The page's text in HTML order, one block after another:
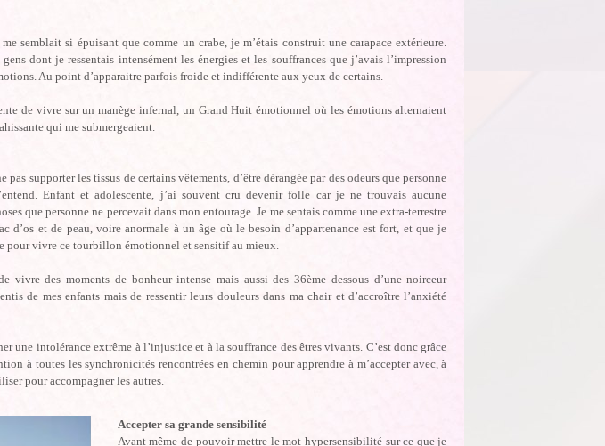
semblait si épuisant que comme un crabe, je m’étais construit une carapace extérieure.
dont je ressentais intensément les énergies et les souffrances que j’avais l’impression
Au point d’apparaitre parfois froide et indifférente aux yeux de certains.
de vivre sur un manège infernal, un Grand Huit émotionnel où les émotions alternaient
qui me submergeaient.
pas supporter les tissus de certains vêtements, d’être dérangée par des odeurs que personne
Enfant et adolescente, j’ai souvent cru devenir folle car je ne trouvais aucune
que personne ne percevait dans mon entourage. Je me sentais comme une extra-terrestre
d’os et de peau, voire anormale à un âge où le besoin d’appartenance est fort, et que je
pour vivre ce tourbillon émotionnel et sensitif au mieux.
vivre des moments de bonheur intense mais aussi des 36ème dessous d’une noirceur
de mes enfants mais de ressentir leurs douleurs dans ma chair et d’accroître l’anxiété
une intolérance extrême à l’injustice et à la souffrance des êtres vivants. C’est donc grâce
à toutes les synchronicités rencontrées en chemin pour apprendre à m’accepter avec, à
pour accompagner les autres.
Accepter sa grande sensibilité
Avant même de pouvoir mettre le mot hypersensibilité sur ce que je